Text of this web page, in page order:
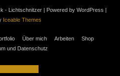
- Lichtschnitzer | Powered by WordPress |
Iceable Themes
Über mich Arbeiten
Shop
und Datenschutz